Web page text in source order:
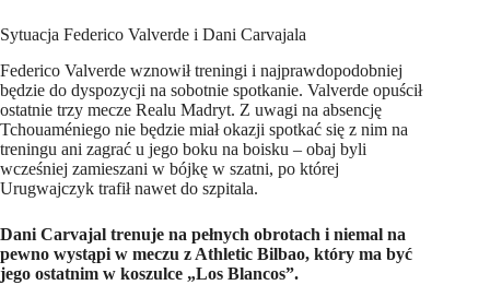
Sytuacja Federico Valverde i Dani Carvajala
Federico Valverde wznowił treningi i najprawdopodobniej
będzie do dyspozycji na sobotnie spotkanie. Valverde opuścił
ostatnie trzy mecze Realu Madryt. Z uwagi na absencję
Tchouaméniego nie będzie miał okazji spotkać się z nim na
treningu ani zagrać u jego boku na boisku – obaj byli
wcześniej zamieszani w bójkę w szatni, po której
Urugwajczyk trafił nawet do szpitala.
Dani Carvajal trenuje na pełnych obrotach i niemal na
pewno wystąpi w meczu z Athletic Bilbao, który ma być
jego ostatnim w koszulce „Los Blancos”.